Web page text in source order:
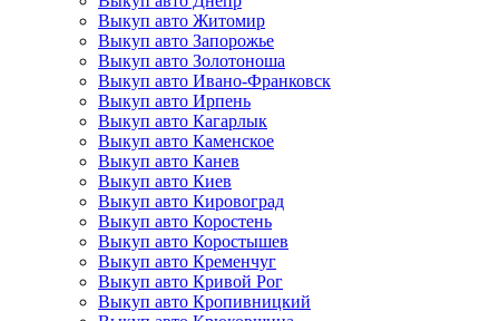
Выкуп авто Житомир
Выкуп авто Запорожье
Выкуп авто Золотоноша
Выкуп авто Ивано-Франковск
Выкуп авто Ирпень
Выкуп авто Кагарлык
Выкуп авто Каменское
Выкуп авто Канев
Выкуп авто Киев
Выкуп авто Кировоград
Выкуп авто Коростень
Выкуп авто Коростышев
Выкуп авто Кременчуг
Выкуп авто Кривой Рог
Выкуп авто Кропивницкий